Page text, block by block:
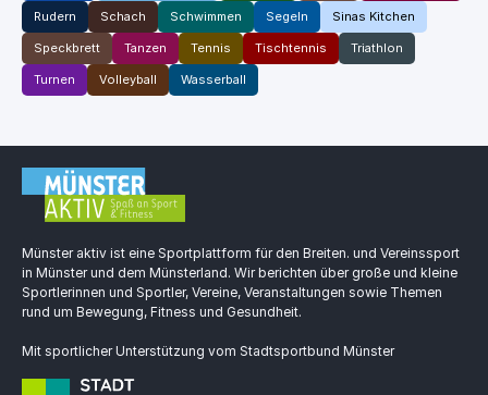
Rudern Schach Schwimmen Segeln Sinas Kitchen
Speckbrett Tanzen Tennis Tischtennis Triathlon
Turnen Volleyball Wasserball
Münster aktiv ist eine Sportplattform für den Breiten. und Vereinssport
in Münster und dem Münsterland. Wir berichten über große und kleine
Sportlerinnen und Sportler, Vereine, Veranstaltungen sowie Themen
rund um Bewegung, Fitness und Gesundheit.
Mit sportlicher Unterstützung vom Stadtsportbund Münster